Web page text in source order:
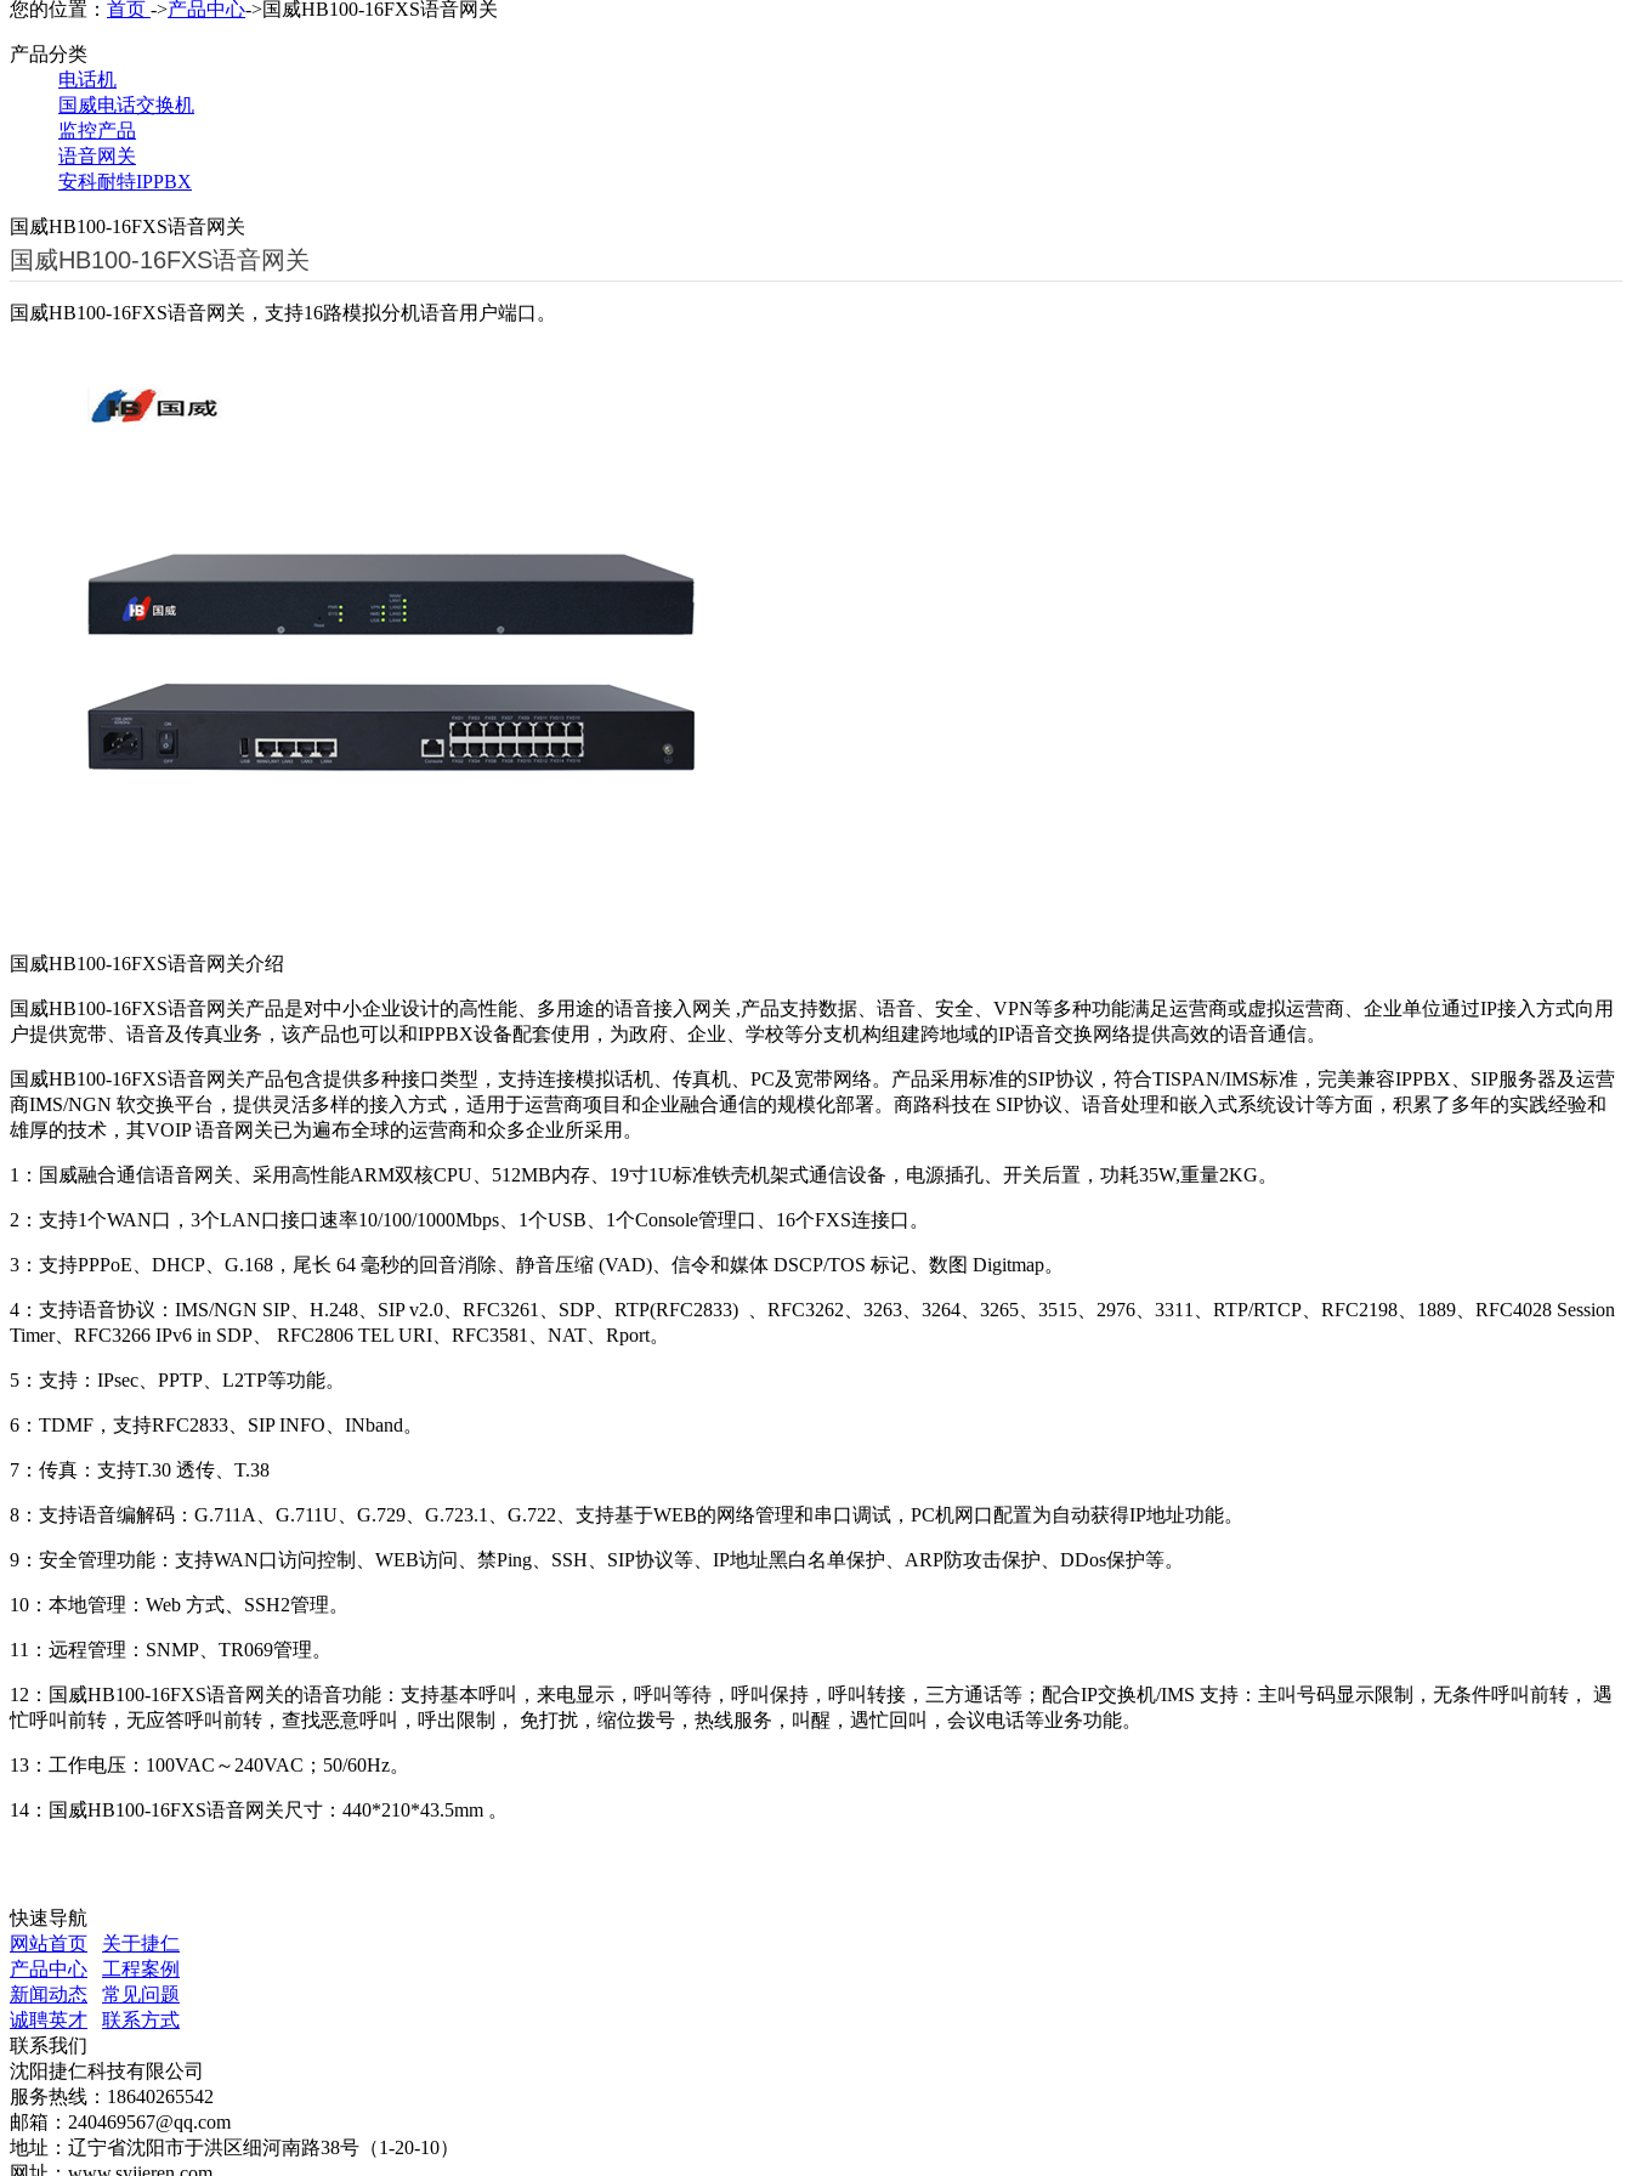
您的位置： 首页 ->产品中心->国威HB100-16FXS语音网关
产品分类
电话机
国威电话交换机
监控产品
语音网关
安科耐特IPPBX
国威HB100-16FXS语音网关
国威HB100-16FXS语音网关
国威HB100-16FXS语音网关，支持16路模拟分机语音用户端口。
国威HB100-16FXS语音网关介绍
国威HB100-16FXS语音网关产品是对中小企业设计的高性能、多用途的语音接入网关 ,产品支持数据、语音、安全、VPN等多种功能满足运营商或虚拟运营商、企业单位通过IP接入方式向用
户提供宽带、语音及传真业务，该产品也可以和IPPBX设备配套使用，为政府、企业、学校等分支机构组建跨地域的IP语音交换网络提供高效的语音通信。
国威HB100-16FXS语音网关产品包含提供多种接口类型，支持连接模拟话机、传真机、PC及宽带网络。产品采用标准的SIP协议，符合TISPAN/IMS标准，完美兼容IPPBX、SIP服务器及运营
商IMS/NGN 软交换平台，提供灵活多样的接入方式，适用于运营商项目和企业融合通信的规模化部署。商路科技在 SIP协议、语音处理和嵌入式系统设计等方面，积累了多年的实践经验和
雄厚的技术，其VOIP 语音网关已为遍布全球的运营商和众多企业所采用。
1：国威融合通信语音网关、采用高性能ARM双核CPU、512MB内存、19寸1U标准铁壳机架式通信设备，电源插孔、开关后置，功耗35W,重量2KG。
2：支持1个WAN口，3个LAN口接口速率10/100/1000Mbps、1个USB、1个Console管理口、16个FXS连接口。
3：支持PPPoE、DHCP、G.168，尾长 64 毫秒的回音消除、静音压缩 (VAD)、信令和媒体 DSCP/TOS 标记、数图 Digitmap。
4：支持语音协议：IMS/NGN SIP、H.248、SIP v2.0、RFC3261、SDP、RTP(RFC2833) 、RFC3262、3263、3264、3265、3515、2976、3311、RTP/RTCP、RFC2198、1889、RFC4028 Session
Timer、RFC3266 IPv6 in SDP、 RFC2806 TEL URI、RFC3581、NAT、Rport。
5：支持：IPsec、PPTP、L2TP等功能。
6：TDMF，支持RFC2833、SIP INFO、INband。
7：传真：支持T.30 透传、T.38
8：支持语音编解码：G.711A、G.711U、G.729、G.723.1、G.722、支持基于WEB的网络管理和串口调试，PC机网口配置为自动获得IP地址功能。
9：安全管理功能：支持WAN口访问控制、WEB访问、禁Ping、SSH、SIP协议等、IP地址黑白名单保护、ARP防攻击保护、DDos保护等。
10：本地管理：Web 方式、SSH2管理。
11：远程管理：SNMP、TR069管理。
12：国威HB100-16FXS语音网关的语音功能：支持基本呼叫，来电显示，呼叫等待，呼叫保持，呼叫转接，三方通话等；配合IP交换机/IMS 支持：主叫号码显示限制，无条件呼叫前转， 遇
忙呼叫前转，无应答呼叫前转，查找恶意呼叫，呼出限制， 免打扰，缩位拨号，热线服务，叫醒，遇忙回叫，会议电话等业务功能。
13：工作电压：100VAC～240VAC；50/60Hz。
14：国威HB100-16FXS语音网关尺寸：440*210*43.5mm 。
快速导航
网站首页
关于捷仁
产品中心
工程案例
新闻动态
常见问题
诚聘英才
联系方式
联系我们
沈阳捷仁科技有限公司
服务热线：18640265542
邮箱：240469567@qq.com
地址：辽宁省沈阳市于洪区细河南路38号（1-20-10）